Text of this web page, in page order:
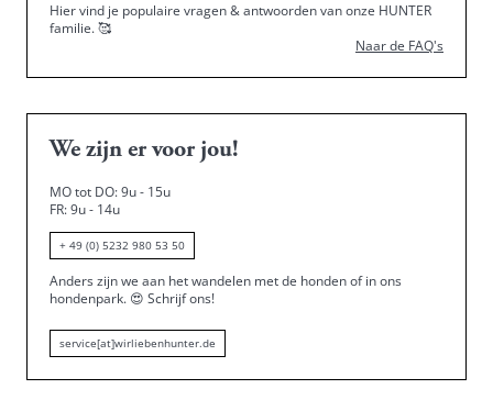
Hier vind je populaire vragen & antwoorden van onze HUNTER
familie.🥰
Naar de FAQ's
We zijn er voor jou!
MO tot DO: 9u - 15u
FR: 9u - 14u
+ 49 (0) 5232 980 53 50
Anders zijn we aan het wandelen met de honden of in ons
hondenpark. 😍 Schrijf ons!
service[at]wirliebenhunter.de